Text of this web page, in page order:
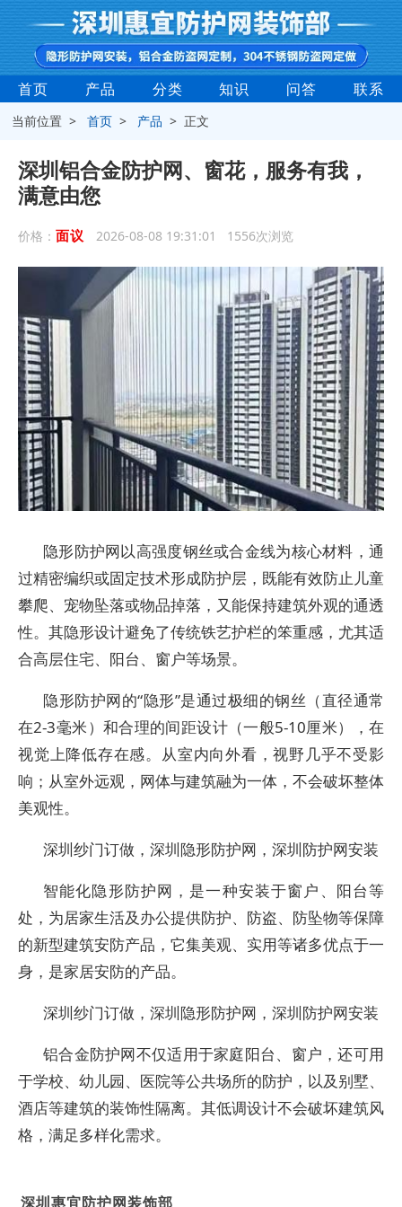
首页 产品 分类 知识 问答 联系
当前位置 >首页 > 产品 > 正文
深圳铝合金防护网、窗花，服务有我，
满意由您
价格： 面议 2026-08-08 19:31:01 1556次浏览
隐形防护网以高强度钢丝或合金线为核心材料，通
过精密编织或固定技术形成防护层，既能有效防止儿童
攀爬、宠物坠落或物品掉落，又能保持建筑外观的通透
性。其隐形设计避免了传统铁艺护栏的笨重感，尤其适
合高层住宅、阳台、窗户等场景。
隐形防护网的“隐形”是通过极细的钢丝（直径通常
在2-3毫米）和合理的间距设计（一般5-10厘米），在
视觉上降低存在感。从室内向外看，视野几乎不受影
响；从室外远观，网体与建筑融为一体，不会破坏整体
美观性。
深圳纱门订做，深圳隐形防护网，深圳防护网安装
智能化隐形防护网，是一种安装于窗户、阳台等
处，为居家生活及办公提供防护、防盗、防坠物等保障
的新型建筑安防产品，它集美观、实用等诸多优点于一
身，是家居安防的产品。
深圳纱门订做，深圳隐形防护网，深圳防护网安装
铝合金防护网不仅适用于家庭阳台、窗户，还可用
于学校、幼儿园、医院等公共场所的防护，以及别墅、
酒店等建筑的装饰性隔离。其低调设计不会破坏建筑风
格，满足多样化需求。
深圳惠宜防护网装饰部